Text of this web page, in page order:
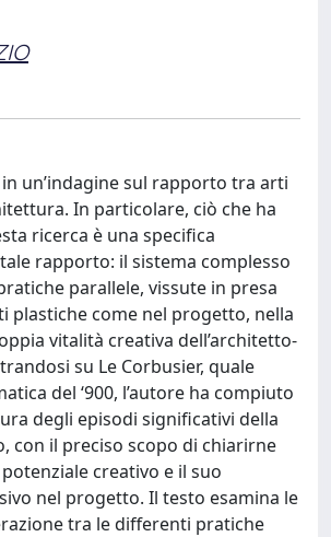
un’indagine sul rapporto tra arti
In particolare, ciò che ha
ricerca è una specifica
rapporto: il sistema complesso
parallele, vissute in presa
plastiche come nel progetto, nella
vitalità creativa dell’architetto-
su Le Corbusier, quale
del ‘900, l’autore ha compiuto
degli episodi significativi della
con il preciso scopo di chiarirne
potenziale creativo e il suo
nel progetto. Il testo esamina le
tra le differenti pratiche